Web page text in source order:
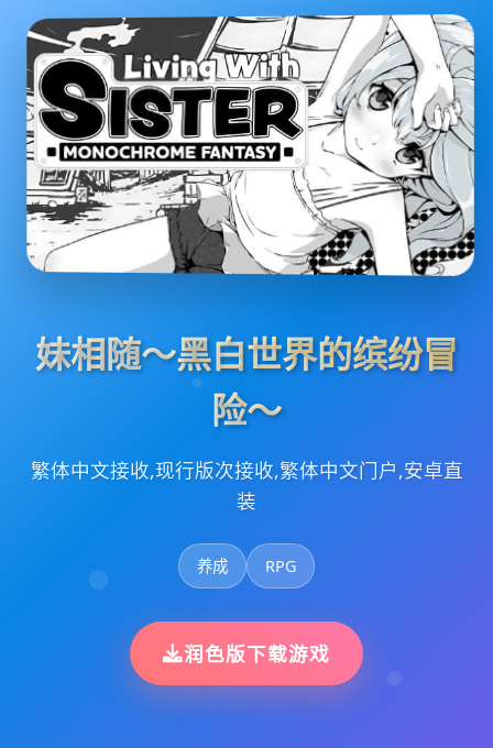
妹相随～黑白世界的缤纷冒
险～
繁体中文接收,现行版次接收,繁体中文门户,安卓直
装
养成 RPG
润色版下载游戏